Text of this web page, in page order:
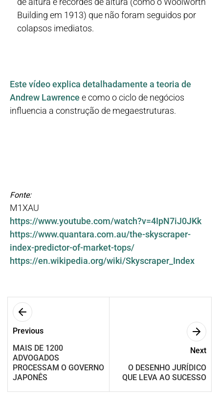
Building em 1913) que não foram seguidos por
colapsos imediatos.
Este vídeo explica detalhadamente a teoria de
Andrew Lawrence e como o ciclo de negócios
influencia a construção de megaestruturas.
Fonte:
M1XAU
https://www.youtube.com/watch?v=4IpN7iJ0JKk
https://www.quantara.com.au/the-skyscraper-
index-predictor-of-market-tops/
https://en.wikipedia.org/wiki/Skyscraper_Index
Previous
MAIS DE 1200
ADVOGADOS
PROCESSAM O GOVERNO
JAPONÊS
Next
O DESENHO JURÍDICO
QUE LEVA AO SUCESSO